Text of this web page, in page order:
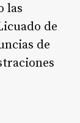
las
de
de